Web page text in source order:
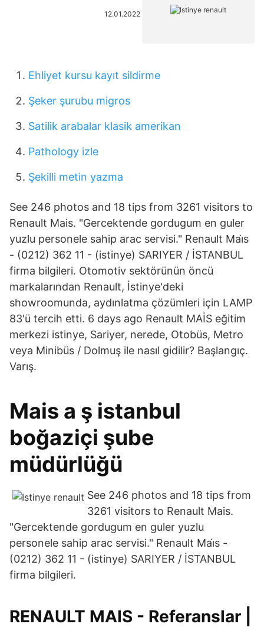
12.01.2022
Ehliyet kursu kayıt sildirme
Şeker şurubu migros
Satilik arabalar klasik amerikan
Pathology izle
Şekilli metin yazma
See 246 photos and 18 tips from 3261 visitors to
Renault Mais. "Gercektende gordugum en guler
yuzlu personele sahip arac servisi." Renault Mai̇s
- (0212) 362 11 - (istinye) SARIYER / İSTANBUL
firma bilgileri. Otomotiv sektörünün öncü
markalarından Renault, İstinye'deki
showroomunda, aydınlatma çözümleri için LAMP
83'ü tercih etti. 6 days ago Renault MAİS eğitim
merkezi istinye, Sariyer, nerede, Otobüs, Metro
veya Minibüs / Dolmuş ile nasıl gidilir? Başlangıç.
Varış.
Mais a ş istanbul
boğaziçi şube
müdürlüğü
See 246 photos and 18 tips from
3261 visitors to Renault Mais.
"Gercektende gordugum en guler yuzlu
personele sahip arac servisi." Renault Mai̇s -
(0212) 362 11 - (istinye) SARIYER / İSTANBUL
firma bilgileri.
RENAULT MAIS - Referanslar |